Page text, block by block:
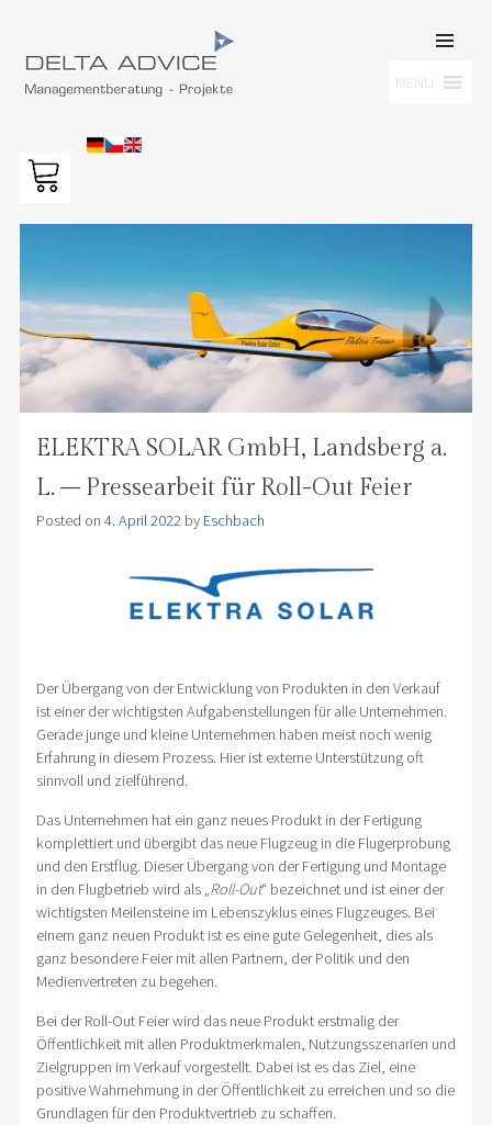
CONTENT
MENU
ELEKTRA SOLAR GmbH, Landsberg a.
L. – Pressearbeit für Roll-Out Feier
Posted on 4. April 2022by Eschbach
Der Übergang von der Entwicklung von Produkten in den Verkauf
ist einer der wichtigsten Aufgabenstellungen für alle Unternehmen.
Gerade junge und kleine Unternehmen haben meist noch wenig
Erfahrung in diesem Prozess. Hier ist externe Unterstützung oft
sinnvoll und zielführend.
Das Unternehmen hat ein ganz neues Produkt in der Fertigung
komplettiert und übergibt das neue Flugzeug in die Flugerprobung
und den Erstflug. Dieser Übergang von der Fertigung und Montage
in den Flugbetrieb wird als „Roll-Out“ bezeichnet und ist einer der
wichtigsten Meilensteine im Lebenszyklus eines Flugzeuges. Bei
einem ganz neuen Produkt ist es eine gute Gelegenheit, dies als
ganz besondere Feier mit allen Partnern, der Politik und den
Medienvertreten zu begehen.
Bei der Roll-Out Feier wird das neue Produkt erstmalig der
Öffentlichkeit mit allen Produktmerkmalen, Nutzungsszenarien und
Zielgruppen im Verkauf vorgestellt. Dabei ist es das Ziel, eine
positive Wahrnehmung in der Öffentlichkeit zu erreichen und so die
Grundlagen für den Produktvertrieb zu schaffen.